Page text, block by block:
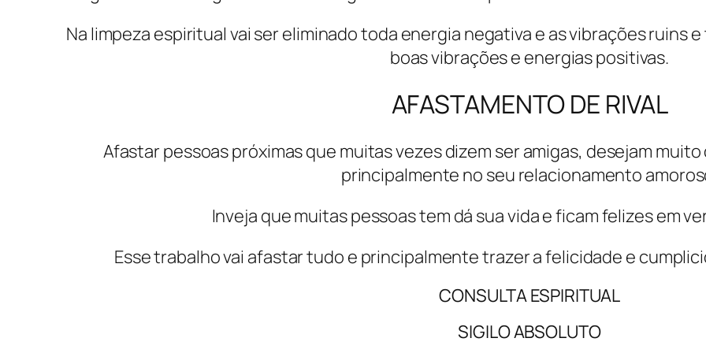
Na limpeza espiritual vai ser eliminado toda energia negativa e as vibrações ruins
boas vibrações e energias positivas.
AFASTAMENTO DE RIVAL
Afastar pessoas próximas que muitas vezes dizem ser amigas, desejam
principalmente no seu relacionamento
Inveja que muitas pessoas tem dá sua vida e ficam felizes em
Esse trabalho vai afastar tudo e principalmente trazer a felicidade e
CONSULTA ESPIRITUAL
SIGILO ABSOLUTO